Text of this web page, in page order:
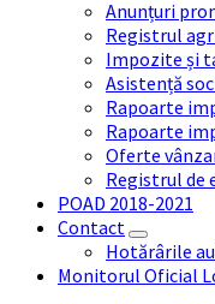
Anunțuri
Registrul
Impozite și
Asistență
Rapoarte
Rapoarte
Oferte
Registrul de
POAD 2018-2021
Contact
Hotărârile
Monitorul Oficial